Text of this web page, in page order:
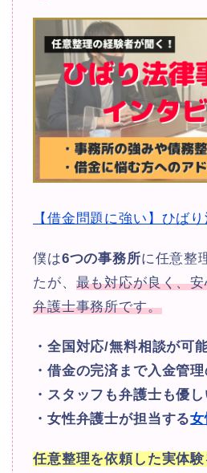
【借金問題に強い】ひば
僕は6つの事務所に任意整
たが、 最も対応が良く、
弁護士事務所です。
・全国対応/無料相談が可
・借金の完済まで入金管
・スタッフも弁護士も優し
・女性弁護士が担当する女
任意整理を依頼した実体